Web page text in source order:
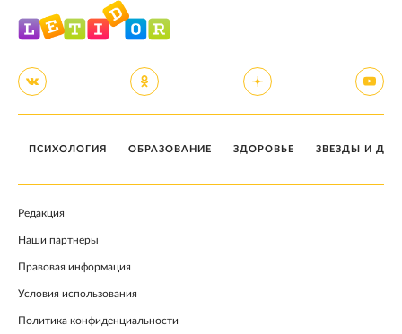
ПСИХОЛОГИЯ ОБРАЗОВАНИЕ ЗДОРОВЬЕ ЗВЕЗДЫ И
Редакция
Наши партнеры
Правовая информация
Условия использования
Политика конфиденциальности